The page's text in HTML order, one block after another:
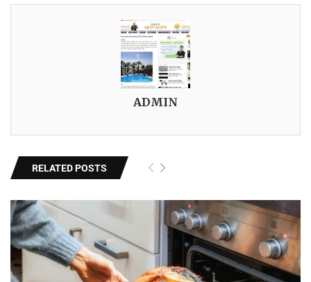
ADMIN
RELATED POSTS